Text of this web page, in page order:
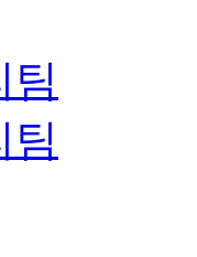
팀
팀